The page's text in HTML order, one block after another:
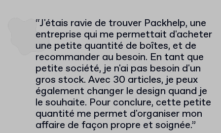
“J'étais ravie de trouver Packhelp, une
entreprise qui me permettait d'acheter
une petite quantité de boîtes, et de
recommander au besoin. En tant que
petite société, je n'ai pas besoin d'un
gros stock. Avec 30 articles, je peux
également changer le design quand je
le souhaite. Pour conclure, cette petite
quantité me permet d'organiser mon
affaire de façon propre et soignée.”